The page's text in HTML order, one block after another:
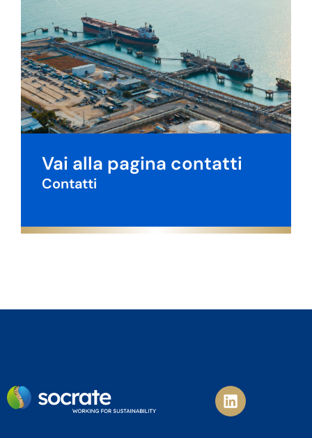
Vai alla pagina contatti
Contatti
L
i
n